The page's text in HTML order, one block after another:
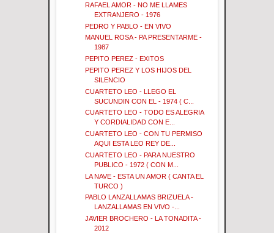
RAFAEL AMOR - NO ME LLAMES
EXTRANJERO - 1976
PEDRO Y PABLO - EN VIVO
MANUEL ROSA - PA PRESENTARME -
1987
PEPITO PEREZ - EXITOS
PEPITO PEREZ Y LOS HIJOS DEL
SILENCIO
CUARTETO LEO - LLEGO EL
SUCUNDIN CON EL - 1974 ( C...
CUARTETO LEO - TODO ES ALEGRIA
Y CORDIALIDAD CON E...
CUARTETO LEO - CON TU PERMISO
AQUI ESTA LEO REY DE...
CUARTETO LEO - PARA NUESTRO
PUBLICO - 1972 ( CON M...
LA NAVE - ESTA UN AMOR ( CANTA EL
TURCO )
PABLO LANZALLAMAS BRIZUELA -
LANZALLAMAS EN VIVO -...
JAVIER BROCHERO - LA TONADITA -
2012